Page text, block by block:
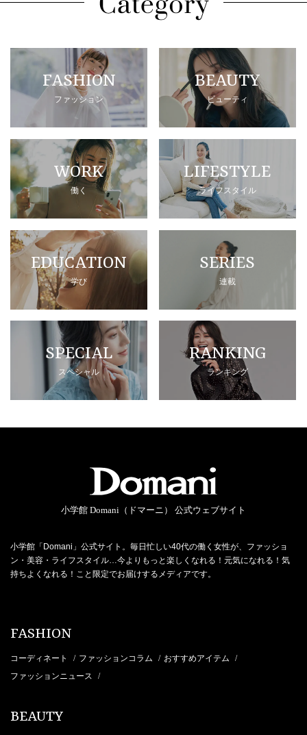
FASHION
ファッション
BEAUTY
ビューティ
WORK
働く
LIFESTYLE
ライフスタイル
EDUCATION
学び
SERIES
連載
SPECIAL
スペシャル
RANKING
ランキング
小学館 Domani（ドマーニ） 公式ウェブサイト
小学館「Domani」公式サイト。毎日忙しい40代の働く女性が、ファッショ
ン・美容・ライフスタイル…今よりもっと楽しくなれる！元気になれる！気
持ちよくなれる！こと限定でお届けするメディアです。
FASHION
コーディネート / ファッションコラム / おすすめアイテム /
ファッションニュース /
BEAUTY